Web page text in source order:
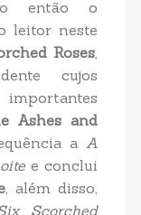
então o
leitor neste
Roses
cujos
Ashes and
a A
e conclui
, além disso,
Scorched